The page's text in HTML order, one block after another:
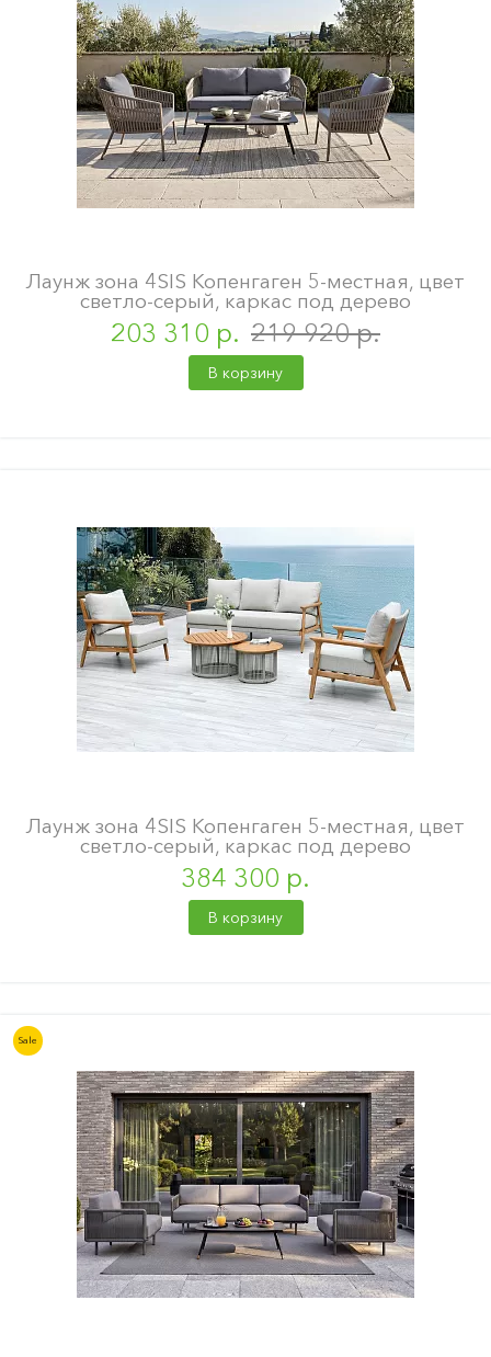
Лаунж зона 4SIS Копенгаген 5-местная, цвет
светло-серый, каркас под дерево
203 310 р. 219 920 р.
В корзину
Лаунж зона 4SIS Копенгаген 5-местная, цвет
светло-серый, каркас под дерево
384 300 р.
В корзину
Sale